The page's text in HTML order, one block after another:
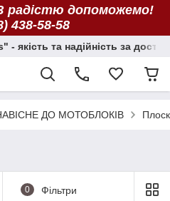
радістю допоможемо!
438-58-58
- якість та надійність за
ДО МОТОБЛОКІВ
0 Фільтри